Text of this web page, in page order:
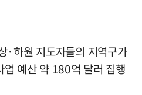
·하원 지도자들의 지역구가
업 예산 약 180억 달러 집행